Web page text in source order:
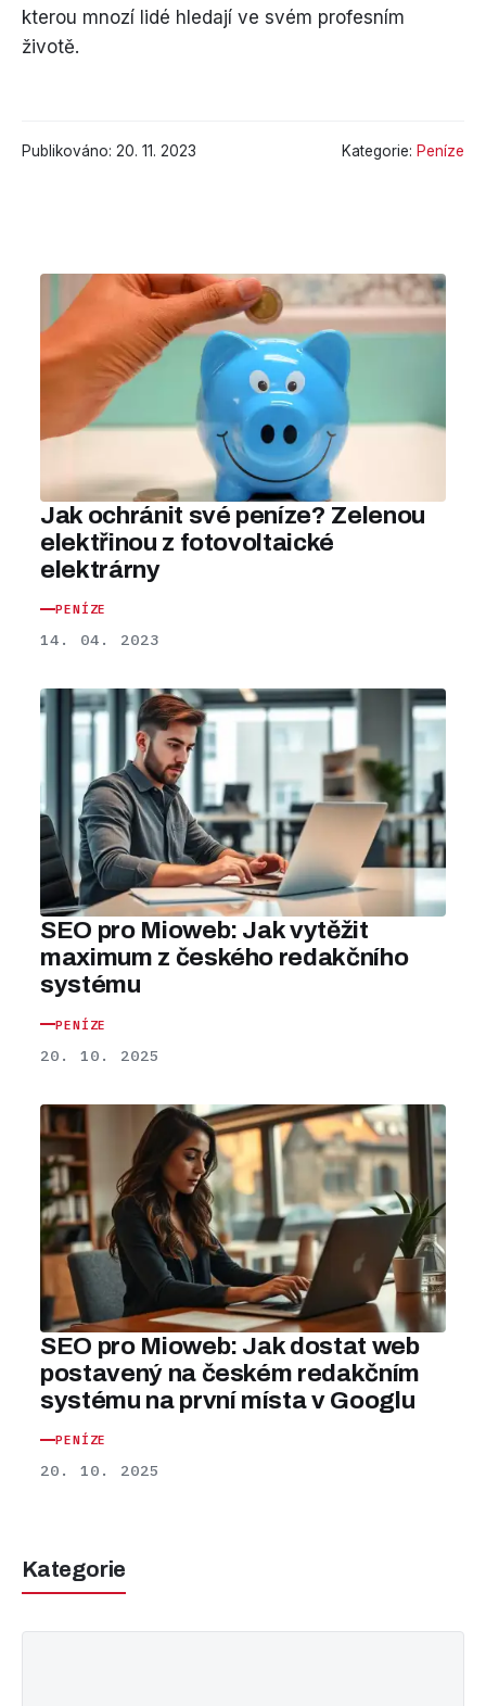
kterou mnozí lidé hledají ve svém profesním
životě.
Publikováno: 20. 11. 2023 Kategorie: Peníze
Jak ochránit své peníze? Zelenou
elektřinou z fotovoltaické
elektrárny
PENÍZE
14. 04. 2023
SEO pro Mioweb: Jak vytěžit
maximum z českého redakčního
systému
PENÍZE
20. 10. 2025
SEO pro Mioweb: Jak dostat web
postavený na českém redakčním
systému na první místa v Googlu
PENÍZE
20. 10. 2025
Kategorie